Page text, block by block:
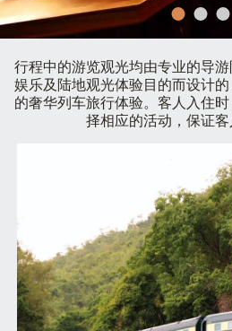
行程中的游览观光均由专业的导
娱乐及陆地观光体验目的而设计
的奢华列车旅行体验。客人入住
择相应的活动，保证